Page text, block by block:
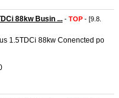
88kw Busin ... - TOP - [9.8.
1.5TDCi 88kw Conencted po